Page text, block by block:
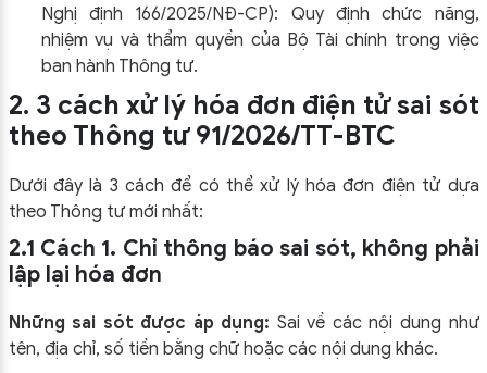
Nghị định 166/2025/NĐ-CP): Quy định chức năng,
nhiệm vụ và thẩm quyền của Bộ Tài chính trong việc
ban hành Thông tư.
2. 3 cách xử lý hóa đơn điện tử sai sót
theo Thông tư 91/2026/TT-BTC
Dưới đây là 3 cách để có thể xử lý hóa đơn điện tử dựa
theo Thông tư mới nhất:
2.1 Cách 1. Chỉ thông báo sai sót, không phải
lập lại hóa đơn
Những sai sót được áp dụng: Sai về các nội dung như
tên, địa chỉ, số tiền bằng chữ hoặc các nội dung khác.